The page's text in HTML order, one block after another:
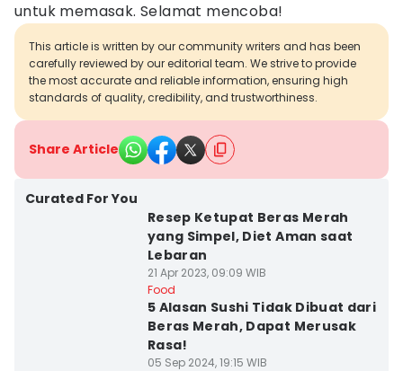
untuk memasak. Selamat mencoba!
This article is written by our community writers and has been
carefully reviewed by our editorial team. We strive to provide
the most accurate and reliable information, ensuring high
standards of quality, credibility, and trustworthiness.
Share Article
Curated For You
Resep Ketupat Beras Merah
yang Simpel, Diet Aman saat
Lebaran
21 Apr 2023, 09:09 WIB
Food
5 Alasan Sushi Tidak Dibuat dari
Beras Merah, Dapat Merusak
Rasa!
05 Sep 2024, 19:15 WIB